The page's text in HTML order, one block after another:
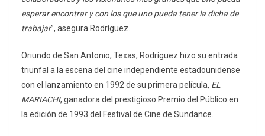
esperar encontrar y con los que uno pueda tener la dicha de
trabajar”, asegura Rodríguez.
Oriundo de San Antonio, Texas, Rodríguez hizo su entrada
triunfal a la escena del cine independiente estadounidense
con el lanzamiento en 1992 de su primera película, EL
MARIACHI, ganadora del prestigioso Premio del Público en
la edición de 1993 del Festival de Cine de Sundance.